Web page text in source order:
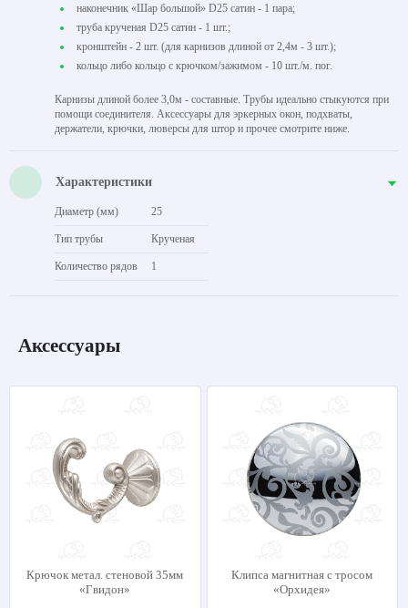
наконечник «Шар большой» D25 сатин - 1 пара;
труба крученая D25 сатин - 1 шт.;
кронштейн - 2 шт. (для карнизов длиной от 2,4м - 3 шт.);
кольцо либо кольцо с крючком/зажимом - 10 шт./м. пог.
Карнизы длиной более 3,0м - составные. Трубы идеально стыкуются при
помощи соединителя. Аксессуары для эркерных окон, подхваты,
держатели, крючки, люверсы для штор и прочее смотрите ниже.
Характеристики
Диаметр (мм) 25
Тип трубы Крученая
Количество рядов 1
Аксессуары
Крючок метал. стеновой 35мм
«Гвидон»
Клипса магнитная с тросом
«Орхидея»